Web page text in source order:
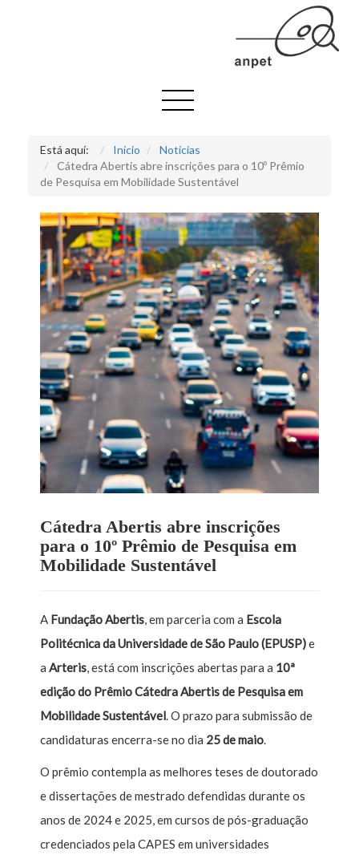
Está aquí: Inicio
Notícias
Cátedra Abertis abre inscrições para o 10º Prêmio
de Pesquisa em Mobilidade Sustentável
Cátedra Abertis abre inscrições
para o 10º Prêmio de Pesquisa em
Mobilidade Sustentável
A Fundação Abertis, em parceria com a Escola
Politécnica da Universidade de São Paulo (EPUSP)e
a Arteris, está com inscrições abertas para a 10ª
edição do Prêmio Cátedra Abertis de Pesquisa em
Mobilidade Sustentável. O prazo para submissão de
candidaturas encerra-se no dia 25 de maio.
O prêmio contempla as melhores teses de doutorado
e dissertações de mestrado defendidas durante os
anos de 2024 e 2025, em cursos de pós-graduação
credenciados pela CAPES em universidades